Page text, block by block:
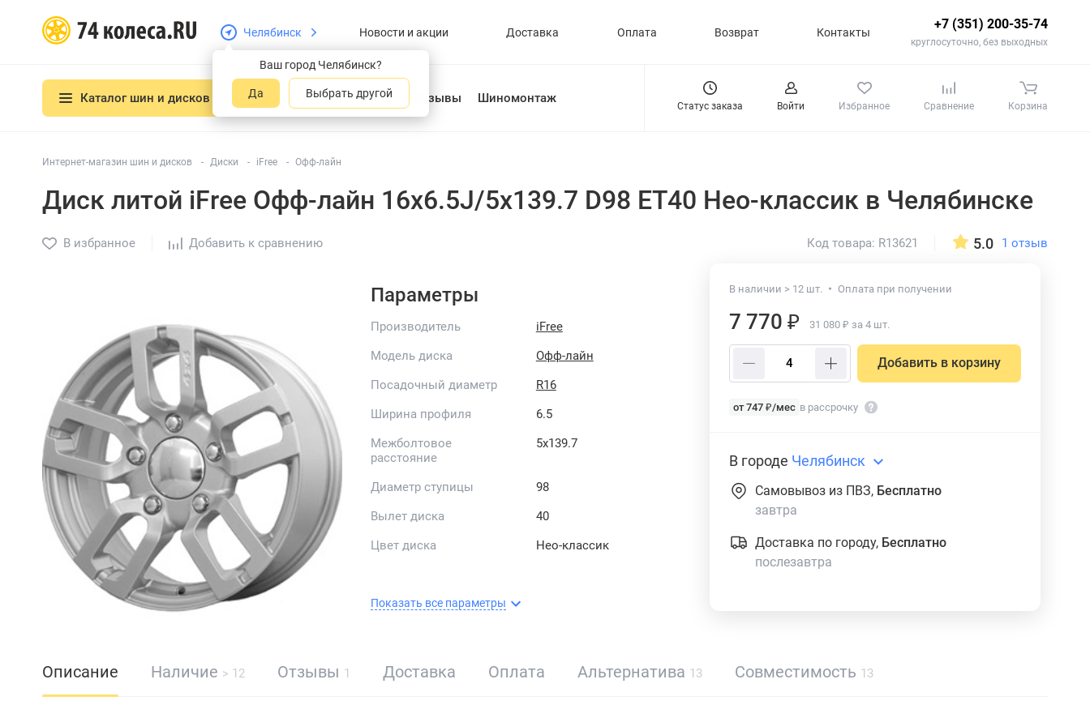
Челябинск
Ваш город Челябинск?
Да Выбрать другой
Новости и акции Доставка Оплата Возврат Контакты
+7 (351) 200-35-74
круглосуточно, без выходных
Каталог шин и дисков О нас Отзывы Шиномонтаж
Статус заказа Войти Избранное Сравнение Корзина
Интернет-магазин шин и дисков Диски iFree Офф-лайн
Диск литой iFree Офф-лайн 16x6.5J/5x139.7 D98 ET40 Нео-классик в Челябинске
В избранное Добавить к сравнению Код товара: R13621 5.0 1 отзыв
Параметры
Производитель
iFree
Модель диска
Офф-лайн
Посадочный диаметр
R16
Ширина профиля
6.5
Межболтовое
расстояние
5x139.7
Диаметр ступицы
98
Вылет диска
40
Цвет диска
Нео-классик
Показать все параметры
В наличии > 12 шт. Оплата при получении
7 770 ₽ 31 080 ₽ за 4 шт.
Добавить в корзину
от 747 ₽/мес в рассрочку
В городе Челябинск
Самовывоз из ПВЗ, Бесплатно
завтра
Доставка по городу, Бесплатно
послезавтра
Описание Наличие > 12 Отзывы 1 Доставка Оплата Альтернатива 13 Совместимость 13